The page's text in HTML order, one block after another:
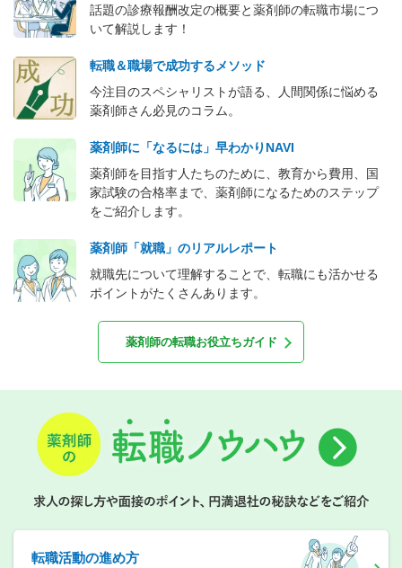
話題の診療報酬改定の概要と薬剤師の転職市場につ
いて解説します！
転職＆職場で成功するメソッド
今注目のスペシャリストが語る、人間関係に悩める
薬剤師さん必見のコラム。
薬剤師に「なるには」早わかりNAVI
薬剤師を目指す人たちのために、教育から費用、国
家試験の合格率まで、薬剤師になるためのステップ
をご紹介します。
薬剤師「就職」のリアルレポート
就職先について理解することで、転職にも活かせる
ポイントがたくさんあります。
薬剤師の転職お役立ちガイド
転職活動の進め方